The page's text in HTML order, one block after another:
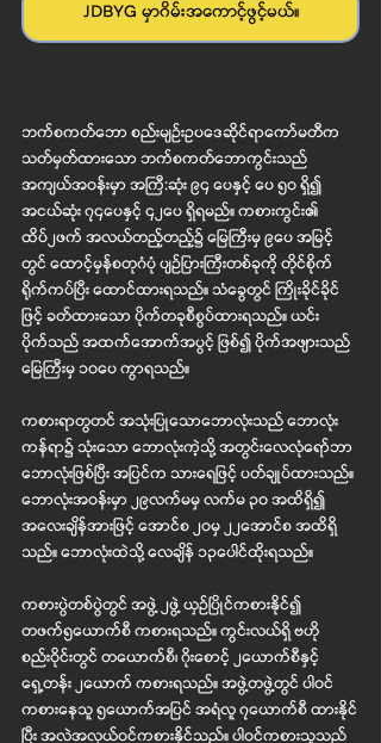
JDBYG မှာဂိမ်းအကောင့်ဖွင့်မယ်။
ဘက်စကတ်ဘော စည်းမျဉ်းဥပဒေဆိုင်ရာကော်မတီက
သတ်မှတ်ထားသော ဘက်စကတ်ဘောကွင်းသည်
အကျယ်အဝန်းမှာ အကြီ:ဆုံး ၉၄ ပေနှင့် ပေ ၅၀ ရှိ၍
အငယ်ဆုံး ၇၄ပေနှင့် ၄၂ပေ ရှိရမည်။ ကစားကွင်း၏
ထိပ်၂ဖက် အလယ်တည့်တည့်၌ မြေကြီးမှ ၉ပေ အမြင့်
တွင် ထောင့်မှန်စတုဂံပုံ ပျဉ်ပြားကြီးတစ်ခုကို တိုင်စိုက်
ရိုက်ကပ်ပြီး ထောင်ထားရသည်။ သံခွေတွင် ကြိုးခိုင်ခိုင်
ဖြင့် ခတ်ထားသော ပိုက်တခုစီစွပ်ထားရသည်။ ယင်း
ပိုက်သည် အထက်အောက်အပွင့် ဖြစ်၍ ပိုက်အဖျားသည်
မြေကြီးမှ ၁၀ပေ ကွာရသည်။
ကစားရာတွတင် အသုံးပြုသောဘောလုံးသည် ဘောလုံး
ကန်ရာ၌ သုံးသော ဘောလုံးကဲ့သို့ အတွင်းလေလုံရော်ဘာ
ဘောလုံးဖြစ်ပြီး အပြင်က သားရေဖြင့် ပတ်ချုပ်ထားသည်။
ဘောလုံးအဝန်းမှာ ၂၉လက်မမှ လက်မ ၃၀ အထိရှိ၍
အလေးချိန်အားဖြင့် အောင်စ ၂၀မှ ၂၂အောင်စ အထိရှိ
သည်။ ဘောလုံးထဲသို့ လေချိန် ၁၃ပေါင်ထိုးရသည်။
ကစားပွဲတစ်ပွဲတွင် အဖွဲ့ ၂ဖွဲ့ ယှဉ်ပြိုင်ကစားနိုင်၍
တဖက်၅ယောက်စီ ကစားရသည်။ ကွင်းလယ်ရှိ ဗဟို
စည်းဝိုင်းတွင် တယောက်စီ၊ ဂိုးစောင့် ၂ယောက်စီနှင့်
ရှေ့တန်း ၂ယောက် ကစားရသည်။ အဖွဲ့တဖွဲ့တွင် ပါဝင်
ကစားနေသူ ၅ယောက်အပြင် အရံလူ ၇ယောက်စီ ထားနိုင်
ပြီး အလဲအလှယ်ဝင်ကစားနိုင်သည်။ ပါဝင်ကစားသူသည်